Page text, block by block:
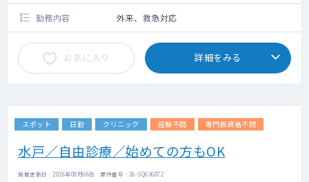
勤務内容 外来、救急対応
お気に入り 詳細をみる
スポット 日勤 クリニック 経験不問 専門医資格不問
水戸／自由診療／始めての方もOK
掲載更新日 : 2026年08月06日 案件番号 : 26-SQ636872